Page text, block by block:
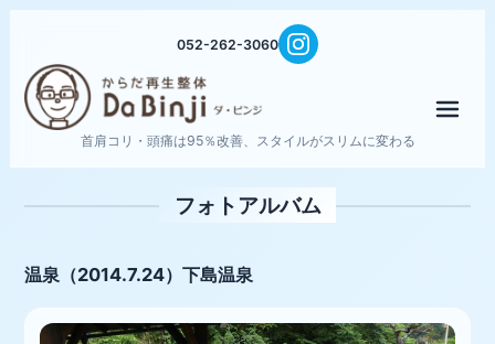
052-262-3060
首肩コリ・頭痛は95％改善、スタイルがスリムに変わる
フォトアルバム
温泉（2014.7.24）下島温泉